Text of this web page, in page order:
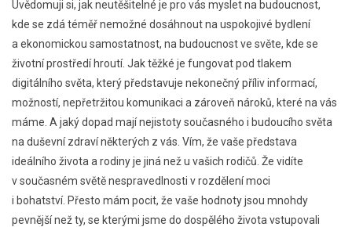
Uvědomuji si, jak neutěšitelné je pro vás myslet na budoucnost,
kde se zdá téměř nemožné dosáhnout na uspokojivé bydlení
a ekonomickou samostatnost, na budoucnost ve světe, kde se
životní prostředí hroutí. Jak těžké je fungovat pod tlakem
digitálního světa, který představuje nekonečný příliv informací,
možností, nepřetržitou komunikaci a zároveň nároků, které na vás
máme. A jaký dopad mají nejistoty současného i budoucího světa
na duševní zdraví některých z vás. Vím, že vaše představa
ideálního života a rodiny je jiná než u vašich rodičů. Že vidíte
v současném světě nespravedlnosti v rozdělení moci
i bohatství. Přesto mám pocit, že vaše hodnoty jsou mnohdy
pevnější než ty, se kterými jsme do dospělého života vstupovali